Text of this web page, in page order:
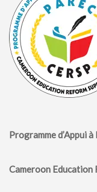
Programme d’Appui
Cameroon